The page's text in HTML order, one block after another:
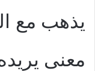
يذهب مع
معنى